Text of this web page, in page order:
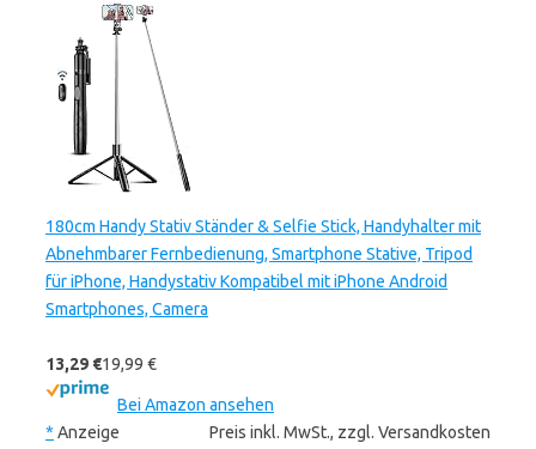
180cm Handy Stativ Ständer & Selfie Stick, Handyhalter mit
Abnehmbarer Fernbedienung, Smartphone Stative, Tripod
für iPhone, Handystativ Kompatibel mit iPhone Android
Smartphones, Camera
13,29 €19,99 €
Bei Amazon ansehen
* Anzeige
Preis inkl. MwSt., zzgl. Versandkosten